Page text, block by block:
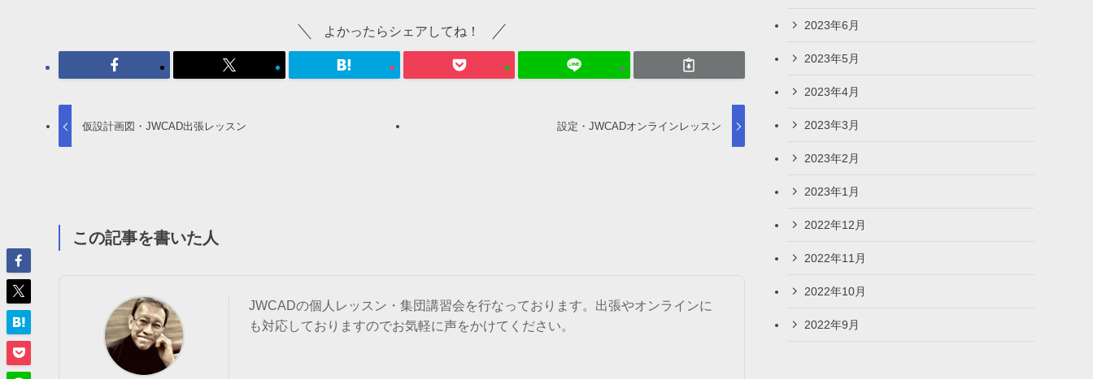
よかったらシェアしてね！
仮設計画図・JWCAD出張レッスン 設定・JWCADオンラインレッスン
この記事を書いた人
JWCADの個人レッスン・集団講習会を行なっております。出張やオンラインに
も対応しておりますのでお気軽に声をかけてください。
2023年6月
2023年5月
2023年4月
2023年3月
2023年2月
2023年1月
2022年12月
2022年11月
2022年10月
2022年9月